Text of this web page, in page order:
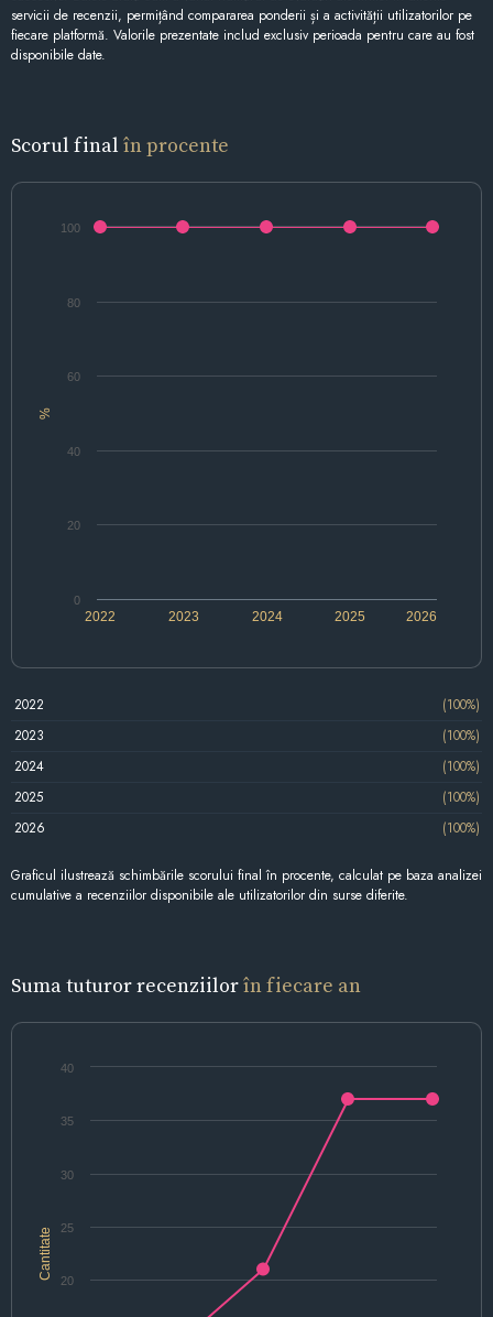
servicii de recenzii, permițând compararea ponderii și a activității utilizatorilor pe
fiecare platformă. Valorile prezentate includ exclusiv perioada pentru care au fost
disponibile date.
Scorul final în procente
%
2022 2024 2026
2023 2025
0
20
40
60
80
100
2022
(100%)
2023
(100%)
2024
(100%)
2025
(100%)
2026
(100%)
Graficul ilustrează schimbările scorului final în procente, calculat pe baza analizei
cumulative a recenziilor disponibile ale utilizatorilor din surse diferite.
Suma tuturor recenziilorîn fiecare an
Cantitate
20
25
30
35
40